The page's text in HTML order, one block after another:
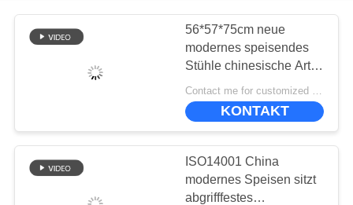
PRODUKTE
VR-
SHOW
56*57*75cm neue
modernes speisendes
Stühle chinesische Art-
Möbel-Chinas ODM
Contact me for customized MOQ:10
KONTAKT
ISO14001 China
modernes Speisen sitzt
abgrifffestes